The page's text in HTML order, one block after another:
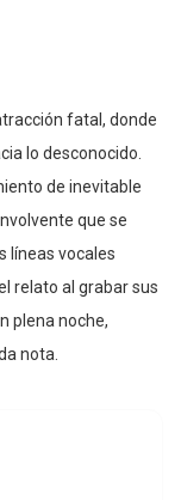
fatal, donde
lo desconocido.
de inevitable
que se
líneas vocales
relato al grabar sus
plena noche,
nota.